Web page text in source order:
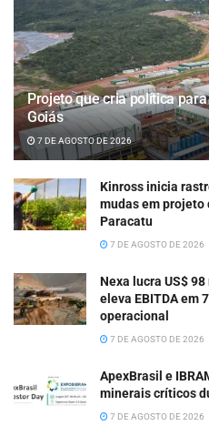
Projeto que cria política
Goiás
7 DE AGOSTO DE 2026
Kinross inicia
mudas em projeto
Paracatu
7 DE AGOSTO DE 2026
Nexa lucra US$
eleva EBITDA em
operacional
7 DE AGOSTO DE 2026
ApexBrasil e
minerais críticos
7 DE AGOSTO DE 2026